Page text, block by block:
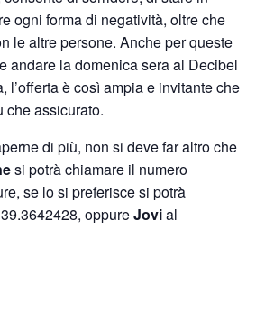
ogni forma di negatività, oltre che
le altre persone. Anche per queste
andare la domenica sera al Decibel
l’offerta è così ampia e invitante che
che assicurato.
di più, non si deve far altro che
si potrà chiamare il numero
se lo si preferisce si potrà
oppureJovial